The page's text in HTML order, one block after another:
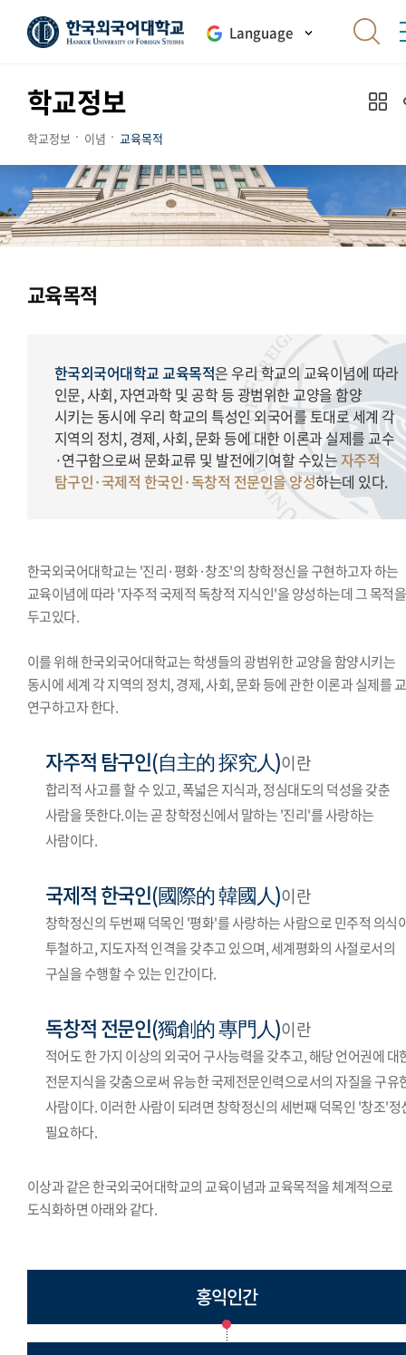
Language
학교정보
학교정보 이념 교육목적
교육목적
한국외국어대학교 교육목적은 우리 학교의 교육이념에 따라
인문, 사회, 자연과학 및 공학 등 광범위한 교양을 함양
시키는 동시에 우리 학교의 특성인 외국어를 토대로 세계 각
지역의 정치, 경제, 사회, 문화 등에 대한 이론과 실제를 교수
·연구함으로써 문화교류 및 발전에기여할 수있는자주적
탐구인·국제적 한국인·독창적 전문인을 양성하는데 있다.
한국외국어대학교는 '진리·평화·창조'의 창학정신을 구현하고자 하는
교육이념에 따라 '자주적 국제적 독창적 지식인'을 양성하는데 그 목적을
두고있다.
이를 위해 한국외국어대학교는 학생들의 광범위한 교양을 함양시키는
동시에 세계 각 지역의 정치, 경제, 사회, 문화 등에 관한 이론과 실제를
연구하고자 한다.
자주적 탐구인(自主的 探究人)이란
합리적 사고를 할 수 있고, 폭넓은 지식과, 정심대도의 덕성을 갖춘
사람을 뜻한다.이는 곧 창학정신에서 말하는 '진리'를 사랑하는
사람이다.
국제적 한국인(國際的 韓國人)이란
창학정신의 두번째 덕목인 '평화'를 사랑하는 사람으로 민주적 의식
투철하고, 지도자적 인격을 갖추고 있으며, 세계평화의 사절로서의
구실을 수행할 수 있는 인간이다.
독창적 전문인(獨創的 專門人)이란
적어도 한 가지 이상의 외국어 구사능력을 갖추고, 해당 언어권에 대
전문지식을 갖춤으로써 유능한 국제전문인력으로서의 자질을 구유
사람이다. 이러한 사람이 되려면 창학정신의 세번째 덕목인 '창조'정
필요하다.
이상과 같은 한국외국어대학교의 교육이념과 교육목적을 체계적으로
도식화하면 아래와 같다.
홍익인간